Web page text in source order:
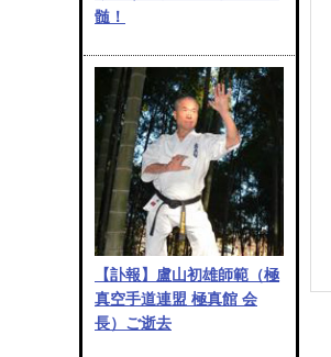
髄！
【訃報】盧山初雄師範（極
真空手道連盟 極真館 会
長）ご逝去